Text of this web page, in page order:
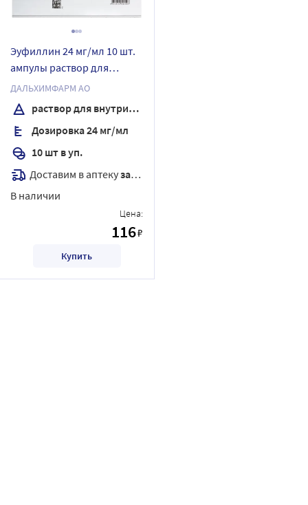
Эуфиллин 24 мг/мл 10 шт.
ампулы раствор для
внутривенного введения
10 мл
ДАЛЬХИМФАРМ АО
раствор для внутривенного введения
Дозировка 24 мг/мл
10 шт в уп.
Доставим в аптекузавтра
В наличии
Цена:
116₽
Купить